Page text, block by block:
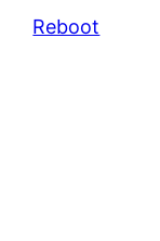
Reboot